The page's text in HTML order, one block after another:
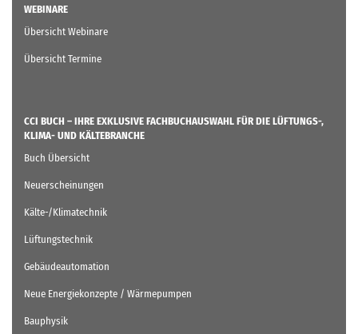
WEBINARE
Übersicht Webinare
Übersicht Termine
CCI BUCH – IHRE EXKLUSIVE FACHBUCHAUSWAHL FÜR DIE LÜFTUNGS-,
KLIMA- UND KÄLTEBRANCHE
Buch Übersicht
Neuerscheinungen
Kälte-/Klimatechnik
Lüftungstechnik
Gebäudeautomation
Neue Energiekonzepte / Wärmepumpen
Bauphysik